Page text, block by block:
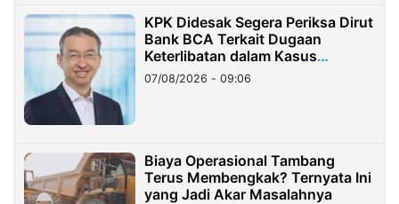
KPK Didesak Segera Periksa Dirut
Bank BCA Terkait Dugaan
Keterlibatan dalam Kasus
Hilangnya Dana Nasabah Rp2,58
Miliar
07/08/2026 - 09:06
Biaya Operasional Tambang
Terus Membengkak? Ternyata Ini
yang Jadi Akar Masalahnya